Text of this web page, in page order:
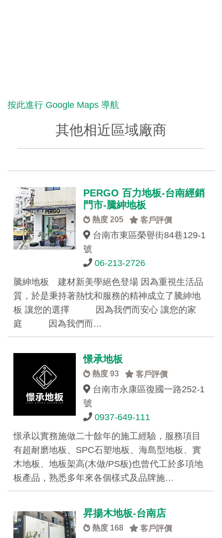
按此進行 Google Maps 導航
其他相近區域廠商
PERGO 百力地板-台南經銷
門市-騰紳地板
熱度 205 客戶評價
台南市東區榮譽街84巷129-1
號
06-213-2726
騰紳地板 建材新美學絕色登場 因為重視生活品
質，於是秉持著熱忱和服務的精神成立了騰紳地
板 讓您的選擇 因為我們而安心 讓您的家
庭 因為我們而…
憬承地板
熱度 93 客戶評價
台南市永康區復國一路252-1
號
0937-649-111
憬承以實務施做二十餘年的施工經驗，服務項目
有超耐磨地板、SPC石塑地板、海島型地板、實
木地板、地板架高(木做/PS板)也曾代工於多項地
板產品，熟悉多年來各個樣式及品牌施…
昇揚木地板-台南店
熱度 168 客戶評價